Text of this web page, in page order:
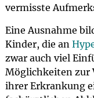
vermisste
Eine Ausnahme
Kinder, die an
zwar auch viel
Möglichkeiten zur
ihrer Erkrankung